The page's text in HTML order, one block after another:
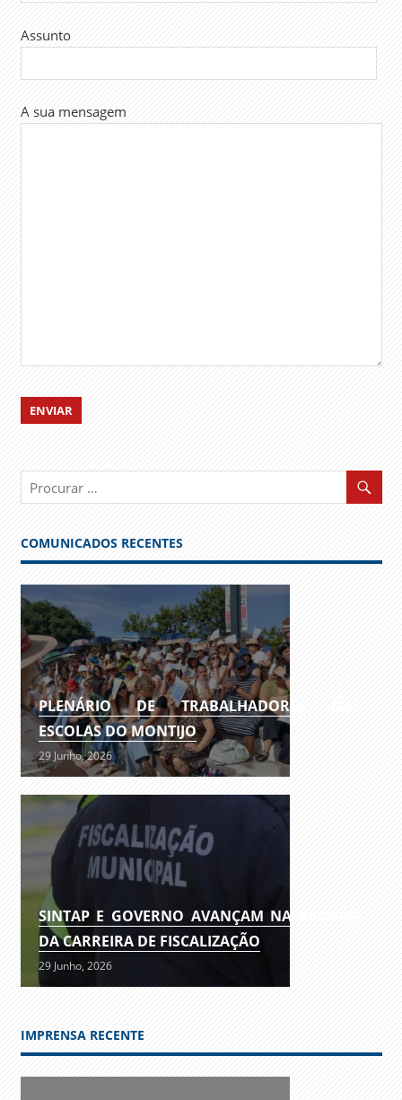
Assunto
A sua mensagem
COMUNICADOS RECENTES
PLENÁRIO DE TRABALHADORES DAS
ESCOLAS DO MONTIJO
29 Junho, 2026
SINTAP E GOVERNO AVANÇAM NA REVISÃO
DA CARREIRA DE FISCALIZAÇÃO
29 Junho, 2026
IMPRENSA RECENTE